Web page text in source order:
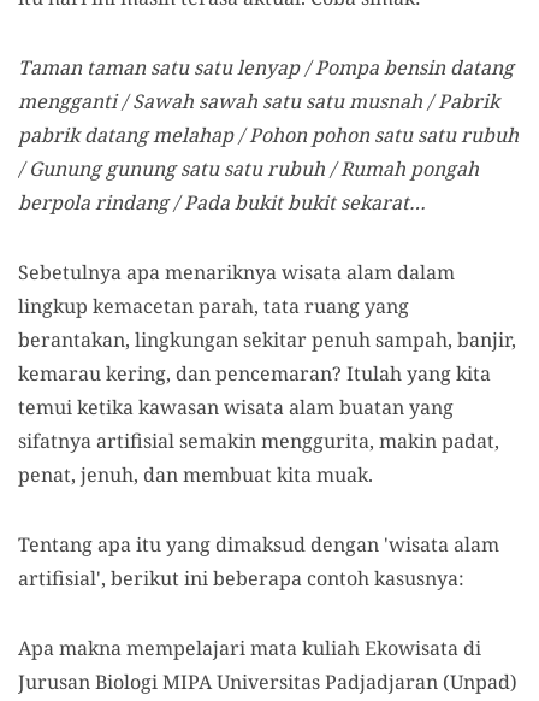
Taman taman satu satu lenyap /Pompa bensin datang
mengganti / Sawah sawah satu satu musnah / Pabrik
pabrik datang melahap / Pohon pohon satu satu rubuh
/ Gunung gunung satu satu rubuh / Rumah pongah
berpola rindang / Pada bukit bukit sekarat…
Sebetulnya apa menariknya wisata alam dalam
lingkup kemacetan parah, tata ruang yang
berantakan, lingkungan sekitar penuh sampah, banjir,
kemarau kering, dan pencemaran? Itulah yang kita
temui ketika kawasan wisata alam buatan yang
sifatnya artifisial semakin menggurita, makin padat,
penat, jenuh, dan membuat kita muak.
Tentang apa itu yang dimaksud dengan 'wisata alam
artifisial', berikut ini beberapa contoh kasusnya:
Apa makna mempelajari mata kuliah Ekowisata di
Jurusan Biologi MIPA Universitas Padjadjaran (Unpad)